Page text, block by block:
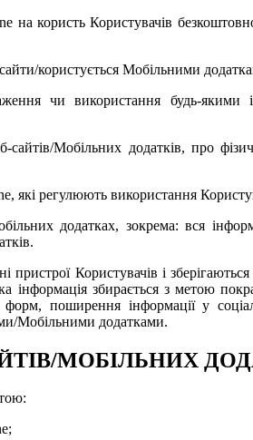
на користь Користувачів
користується Мобільними
чи використання будь-
сайтів/Мобільних додатків, про
регулюють використання
додатках, зокрема: вся
пристрої Користувачів і
інформація збирається з метою
форм, поширення інформації у
Мобільними додатками.
МОБІЛЬНИХ